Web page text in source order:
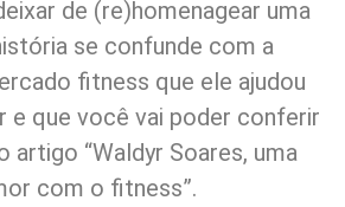
de (re)homenagear uma
se confunde com a
fitness que ele ajudou
e que você vai poder conferir
artigo “Waldyr Soares, uma
com o fitness”.